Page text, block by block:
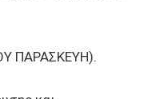
ΠΑΡΑΣΚΕΥΗ).